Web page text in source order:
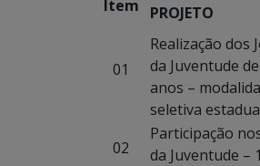
Item
PROJETO
01
Realização dos
da Juventude
anos –
seletiva
02
Participação
da Juventude –